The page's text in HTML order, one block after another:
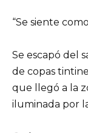
“Se siente
Se escapó del
de copas
que llegó a la
iluminada por